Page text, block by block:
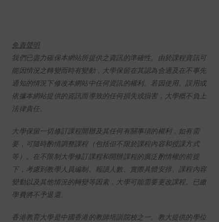
免責聲明
我們已盡力確保本網站所提供之資訊的準確性。由於課程資訊可
能因情況之轉變而時有變動，大學保留在其認為合適及在不事先
通知的情況下修改本網站中任何資訊的權利。若因使用、誤用或
依據本網站提供的資訊而導致的任何損失或損害，大學概不負上
法律責任。
大學保留一切修訂課程開辦及其任何有關事項的權利，如有需
要，可隨時酌情調整課程（包括但不限於課程內容和授課方式
等）。在不限制大學修訂課程和開辦課程的廣泛酌情權的前提
下，考慮到教學人員編制、報讀人數、實際具體安排、課程內容
變動以及其他情況的轉變等因素，大學可能需要更改課程。已繳
學費將不予退還。
香港教育大學是中國香港的教師培訓院校之一。教大提供的學位